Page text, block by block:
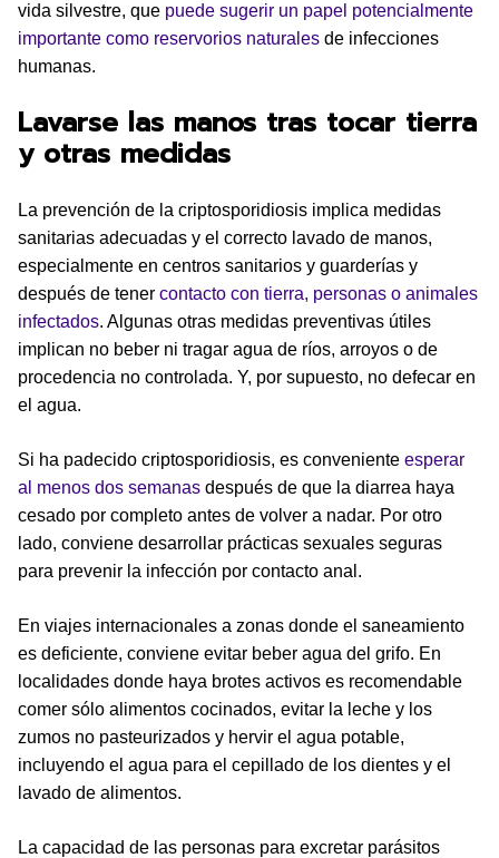
vida silvestre, que puede sugerir un papel potencialmente
importante como reservorios naturales de infecciones
humanas.
Lavarse las manos tras tocar tierra
y otras medidas
La prevención de la criptosporidiosis implica medidas
sanitarias adecuadas y el correcto lavado de manos,
especialmente en centros sanitarios y guarderías y
después de tener contacto con tierra, personas o animales
infectados. Algunas otras medidas preventivas útiles
implican no beber ni tragar agua de ríos, arroyos o de
procedencia no controlada. Y, por supuesto, no defecar en
el agua.
Si ha padecido criptosporidiosis, es conveniente esperar
al menos dos semanas después de que la diarrea haya
cesado por completo antes de volver a nadar. Por otro
lado, conviene desarrollar prácticas sexuales seguras
para prevenir la infección por contacto anal.
En viajes internacionales a zonas donde el saneamiento
es deficiente, conviene evitar beber agua del grifo. En
localidades donde haya brotes activos es recomendable
comer sólo alimentos cocinados, evitar la leche y los
zumos no pasteurizados y hervir el agua potable,
incluyendo el agua para el cepillado de los dientes y el
lavado de alimentos.
La capacidad de las personas para excretar parásitos